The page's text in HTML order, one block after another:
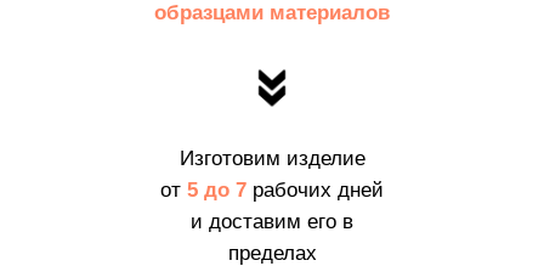
образцами материалов
Изготовим изделие
от 5 до 7 рабочих дней
и доставим его в
пределах